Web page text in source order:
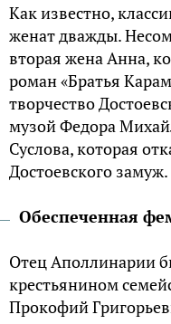
Как известно,
женат дважды.
вторая жена Анна,
роман «Братья
творчество
музой Федора
Суслова, которая
Достоевского замуж.
Обеспеченная
Отец Аполлинарии
крестьянином
Прокофий